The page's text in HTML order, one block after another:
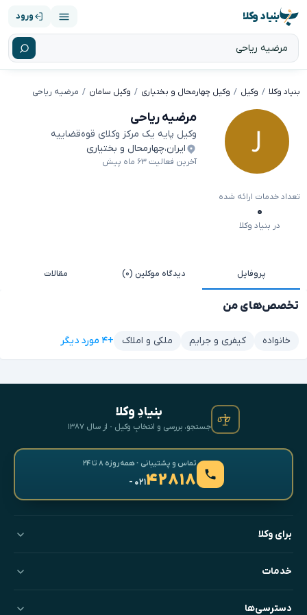
بنیاد وکلا ورود
بنیاد وکلا وکیل وکیل چهارمحال و بختیاری وکیل سامان مرضیه ریاحی
مرضیه ریاحی
وکیل پایه یک مرکز وکلای قوه‌قضاییه
ایران،چهارمحال و بختیاری
آخرین فعالیت ۶۳ ماه پیش
تعداد خدمات ارائه شده
۰
در بنیاد وکلا
پروفایل دیدگاه موکلین (۰) مقالات
تخصص‌های من
خانواده کیفری و جرایم ملکی و املاک +۴ مورد دیگر
بنیادِ وکلا
جستجو، بررسی و انتخابِ وکیل · از سال ۱۳۸۷
تماس و پشتیبانی · همه‌روزه ۸ تا ۲۴
۴۲۸۱۸- ۰۲۱
برای وکلا
خدمات
دسترسی‌ها